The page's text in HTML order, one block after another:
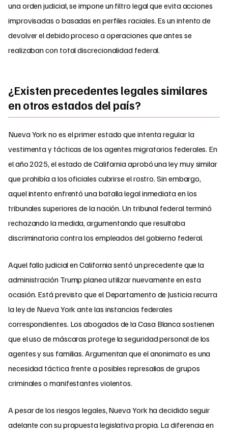
una orden judicial, se impone un filtro legal que evita acciones
improvisadas o basadas en perfiles raciales. Es un intento de
devolver el debido proceso a operaciones que antes se
realizaban con total discrecionalidad federal.
¿Existen precedentes legales similares
en otros estados del país?
Nueva York no es el primer estado que intenta regular la
vestimenta y tácticas de los agentes migratorios federales. En
el año 2025, el estado de California aprobó una ley muy similar
que prohibía a los oficiales cubrirse el rostro. Sin embargo,
aquel intento enfrentó una batalla legal inmediata en los
tribunales superiores de la nación. Un tribunal federal terminó
rechazando la medida, argumentando que resultaba
discriminatoria contra los empleados del gobierno federal.
Aquel fallo judicial en California sentó un precedente que la
administración Trump planea utilizar nuevamente en esta
ocasión. Está previsto que el Departamento de Justicia recurra
la ley de Nueva York ante las instancias federales
correspondientes. Los abogados de la Casa Blanca sostienen
que el uso de máscaras protege la seguridad personal de los
agentes y sus familias. Argumentan que el anonimato es una
necesidad táctica frente a posibles represalias de grupos
criminales o manifestantes violentos.
A pesar de los riesgos legales, Nueva York ha decidido seguir
adelante con su propuesta legislativa propia. La diferencia en